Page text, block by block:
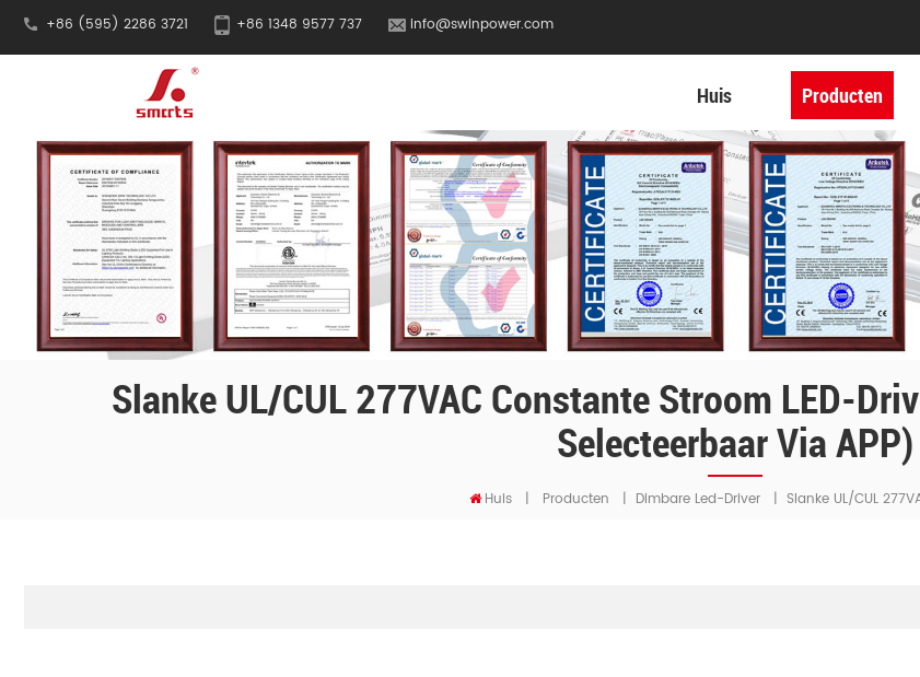
+86 (595) 2286 3721 +86 1348 9577 737 info@swinpower.com
Huis Producten
Slanke UL/cUL 277VAC Constante Stroom LED-
Selecteerbaar Via APP)
Huis | Producten | Dimbare Led-Driver |